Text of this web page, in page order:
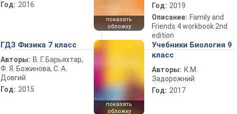
Год: 2016
показать
обложку
Год: 2019
Описание: Family and
Friends 4 workbook 2nd
edition
ГДЗ Физика 7 класс
Авторы: В. Г. Барьяхтар,
Ф. Я. Божинова, С. А.
Довгий
Год: 2015
показать
обложку
Учебники Биология 9
класс
Авторы: К.М.
Задорожний
Год: 2017